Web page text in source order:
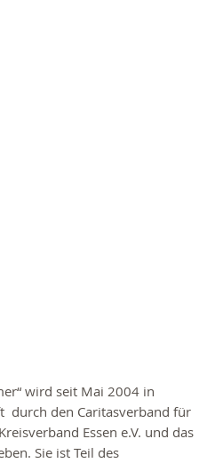
wird seit Mai 2004 in
durch den Caritasverband für
Essen e.V. und das
Sie ist Teil des